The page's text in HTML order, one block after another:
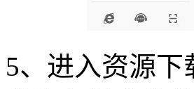
5、进入资源下